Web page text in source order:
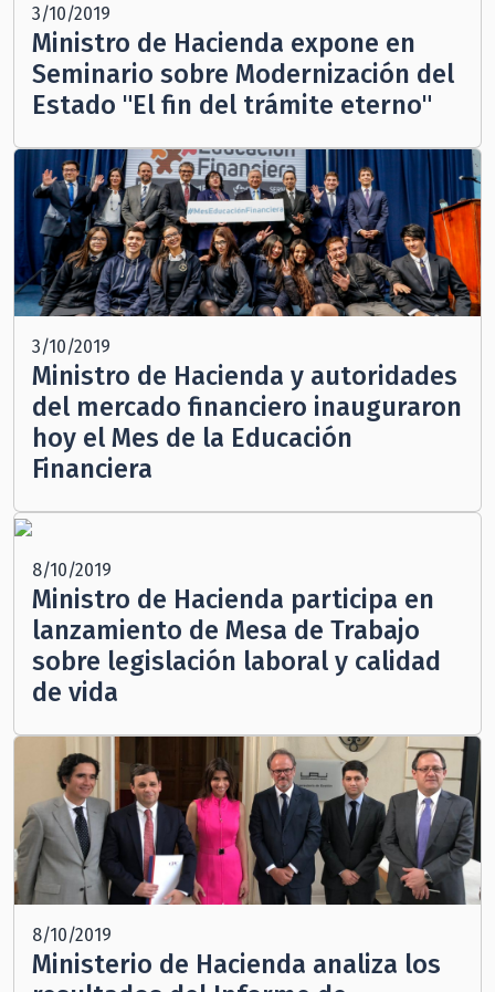
3/10/2019
Ministro de Hacienda expone en
Seminario sobre Modernización del
Estado "El fin del trámite eterno"
3/10/2019
Ministro de Hacienda y autoridades
del mercado financiero inauguraron
hoy el Mes de la Educación
Financiera
8/10/2019
Ministro de Hacienda participa en
lanzamiento de Mesa de Trabajo
sobre legislación laboral y calidad
de vida
8/10/2019
Ministerio de Hacienda analiza los